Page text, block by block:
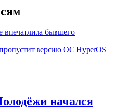
впечатлила бывшего
версию ОС HyperOS
начался